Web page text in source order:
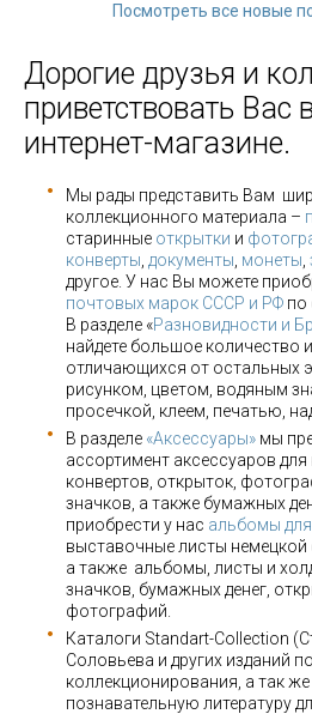
Посмотреть все новые
Дорогие друзья и
приветствовать Вас
интернет-магазине.
Мы рады представить Вам
коллекционного материала –
старинные открытки и
конверты документы монеты
другое. У нас Вы можете
почтовых марок СССР и РФ по
В разделе «Разновидности и
найдете большое количество
отличающихся от остальных
рисунком, цветом, водяным
просечкой, клеем, печатью,
В разделе «Аксессуары» мы
ассортимент аксессуаров
конвертов, открыток,
значков, а также бумажных
приобрести у нас альбомы
выставочные листы немецкой
а также альбомы, листы и
значков, бумажных денег,
фотографий.
Каталоги Standart-Collection
Соловьева и других изданий
коллекционирования, а так
познавательную литературу